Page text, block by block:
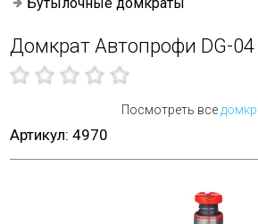
Домкрат Автопрофи DG-04
Посмотреть все
Артикул: 4970